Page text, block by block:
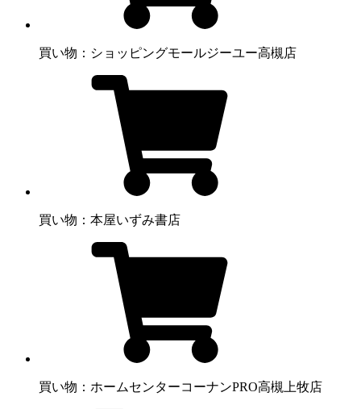
買い物：ショッピングモールジーユー高槻店
買い物：本屋いずみ書店
買い物：ホームセンターコーナンPRO高槻上牧店